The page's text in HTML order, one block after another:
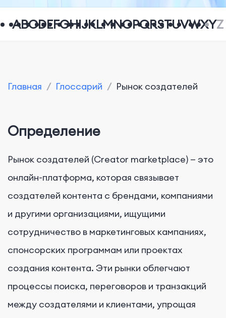
ABCDEFGHIJKLMNOPQRSTUVWXYZ
Главная / Глоссарий / Рынок создателей
Определение
Рынок создателей (Creator marketplace) — это
онлайн-платформа, которая связывает
создателей контента с брендами, компаниями
и другими организациями, ищущими
сотрудничество в маркетинговых кампаниях,
спонсорских программам или проектах
создания контента. Эти рынки облегчают
процессы поиска, переговоров и транзакций
между создателями и клиентами, упрощая